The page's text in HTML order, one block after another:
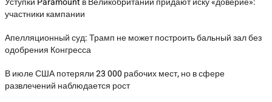
участники кампании
Апелляционный суд: Трамп не может построить бальный зал без
одобрения Конгресса
В июле США потеряли 23 000 рабочих мест, но в сфере
развлечений наблюдается рост